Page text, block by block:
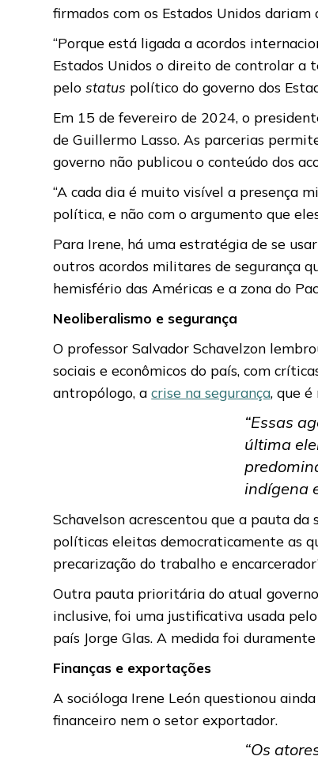
firmados com os Estados Unidos
“Porque está ligada a acordos
Estados Unidos o direito de controlar a
pelostatus político do governo dos
Em 15 de fevereiro de 2024, o
de Guillermo Lasso. As parcerias
governo não publicou o conteúdo dos
“A cada dia é muito visível a presença
política, e não com o argumento que
Para Irene, há uma estratégia de se
outros acordos militares de segurança
hemisfério das Américas e a zona do
Neoliberalismo e segurança
O professor Salvador Schavelzon
sociais e econômicos do país, com
antropólogo, acrise na segurança, que
“Essas
última
indígena
Schavelson acrescentou que a pauta
políticas eleitas democraticamente as
precarização do trabalho e
Outra pauta prioritária do atual
inclusive, foi uma justificativa usada
país Jorge Glas. A medida foi
Finanças e exportações
A socióloga Irene León questionou
financeiro nem o setor exportador.
“Os